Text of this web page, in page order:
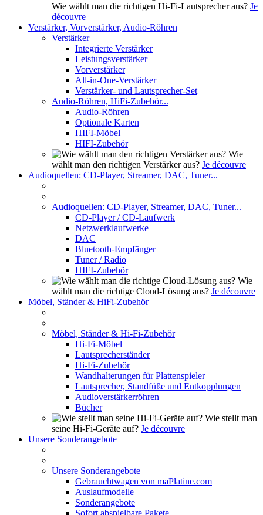
Wie wählt man die richtigen Hi-Fi-Lautsprecher aus? Je
découvre
Verstärker, Vorverstärker, Audio-Röhren
Verstärker
Integrierte Verstärker
Leistungsverstärker
Vorverstärker
All-in-One-Verstärker
Verstärker- und Lautsprecher-Set
Audio-Röhren, HiFi-Zubehör...
Audio-Röhren
Optionale Karten
HIFI-Möbel
HIFI-Zubehör
Wie
wählt man den richtigen Verstärker aus? Je découvre
Audioquellen: CD-Player, Streamer, DAC, Tuner...
Audioquellen: CD-Player, Streamer, DAC, Tuner...
CD-Player / CD-Laufwerk
Netzwerklaufwerke
DAC
Bluetooth-Empfänger
Tuner / Radio
HIFI-Zubehör
Wie
wählt man die richtige Cloud-Lösung aus? Je découvre
Möbel, Ständer & HiFi-Zubehör
Möbel, Ständer & Hi-Fi-Zubehör
Hi-Fi-Möbel
Lautsprecherständer
Hi-Fi-Zubehör
Wandhalterungen für Plattenspieler
Lautsprecher, Standfüße und Entkopplungen
Audioverstärkerröhren
Bücher
Wie stellt man
seine Hi-Fi-Geräte auf? Je découvre
Unsere Sonderangebote
Unsere Sonderangebote
Gebrauchtwagen von maPlatine.com
Auslaufmodelle
Sonderangebote
Sofort abspielbare Pakete